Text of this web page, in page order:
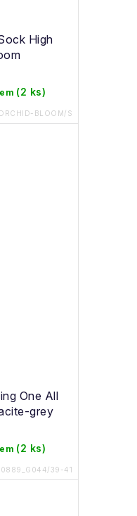
High
(2 ks)
BLOOM/S
One All
grey
(2 ks)
39-41